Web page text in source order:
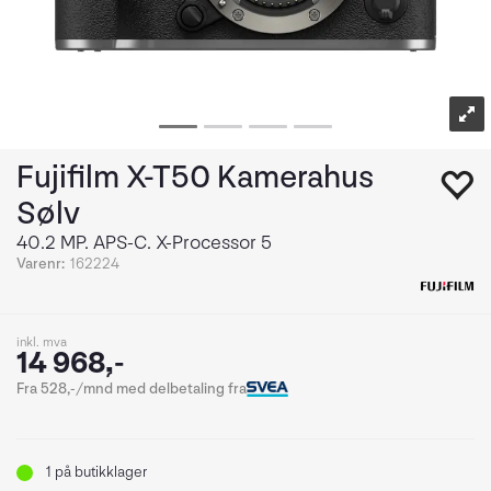
Fujifilm X-T50 Kamerahus
Sølv
40.2 MP. APS-C. X-Processor 5
Varenr: 162224
inkl. mva
14 968,-
Fra 528,-/mnd med delbetaling fra
1 på butikklager